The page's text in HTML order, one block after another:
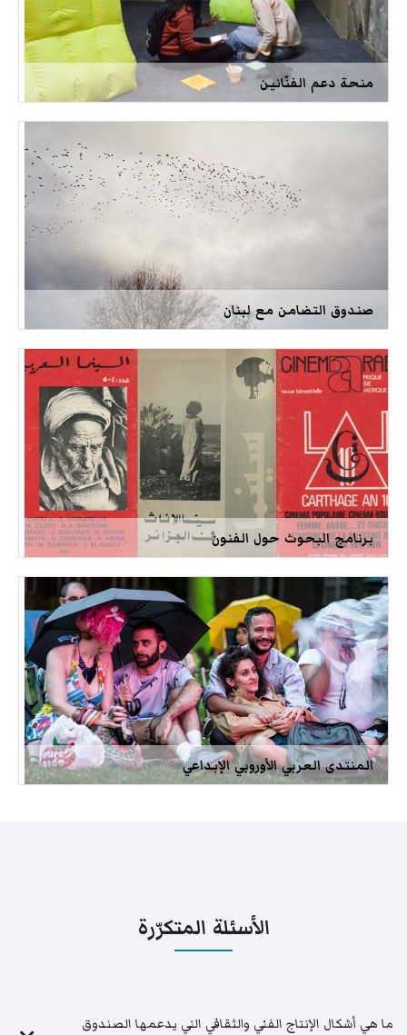
منحة دعم الفنّانين
صندوق التضامن مع لبنان
برنامج البحوث حول الفنون
المنتدى العربي الأوروبي الإبداعي
الأسئلة المتكرّرة
ما هي أشكال الإنتاج الفني والثقافي التي يدعمها الصندوق